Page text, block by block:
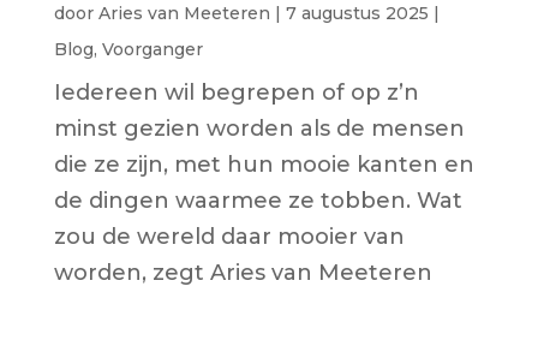
door Aries van Meeteren | 7 augustus 2025 |
Blog, Voorganger
Iedereen wil begrepen of op z’n
minst gezien worden als de mensen
die ze zijn, met hun mooie kanten en
de dingen waarmee ze tobben. Wat
zou de wereld daar mooier van
worden, zegt Aries van Meeteren